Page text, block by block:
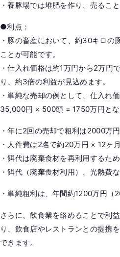
・養豚場では堆肥を作り、売ること
●利点：
・豚の畜産において、約30キロの
ことが可能です。
・仕入れ価格は約1万円から2万円
り、約3倍の利益が見込めます。
・単純な売却の例として、仕入
35,000円 × 500頭 = 1750万円とな
・年に2回の売却で粗利は2000万
・人件費は2名で約20万円 × 12ヶ
・餌代は廃棄食材を再利用するた
・餌代（廃棄食材利用）、光熱費
・単純粗利は、年間約1200万円（
さらに、飲食業を絡めることで利
り、飲食店やレストランとの提携
できます。